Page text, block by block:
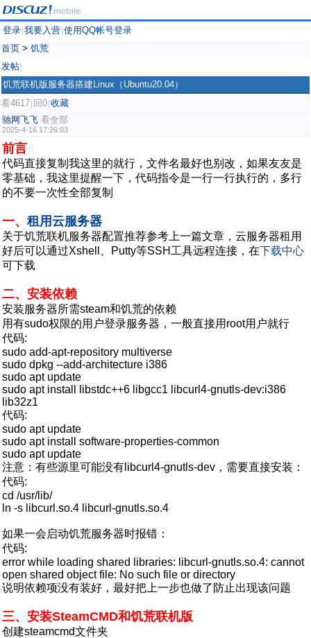
登录 我要入营 使用QQ帐号登录
首页 > 饥荒
发帖
饥荒联机版服务器搭建Linux（Ubuntu20.04）
看4617 回0 收藏
驰网飞飞 看全部
2025-4-16 17:26:03
前言
代码直接复制我这里的就行，文件名最好也别改，如果友友是
零基础，我这里提醒一下，代码指令是一行一行执行的，多行
的不要一次性全部复制
一、 租用云服务器
关于饥荒联机服务器配置推荐参考上一篇文章，云服务器租用
好后可以通过Xshell、Putty等SSH工具远程连接，在下载中心
可下载
二、安装依赖
安装服务器所需steam和饥荒的依赖
用有sudo权限的用户登录服务器，一般直接用root用户就行
代码:
sudo add-apt-repository multiverse
sudo dpkg --add-architecture i386
sudo apt update
sudo apt install libstdc++6 libgcc1 libcurl4-gnutls-dev:i386
lib32z1
代码:
sudo apt update
sudo apt install software-properties-common
sudo apt update
注意：有些源里可能没有libcurl4-gnutls-dev，需要直接安装：
代码:
cd /usr/lib/
ln -s libcurl.so.4 libcurl-gnutls.so.4
如果一会启动饥荒服务器时报错：
代码:
error while loading shared libraries: libcurl-gnutls.so.4: cannot
open shared object file: No such file or directory
说明依赖项没有装好，最好把上一步也做了防止出现该问题
三、安装SteamCMD和饥荒联机版
创建steamcmd文件夹